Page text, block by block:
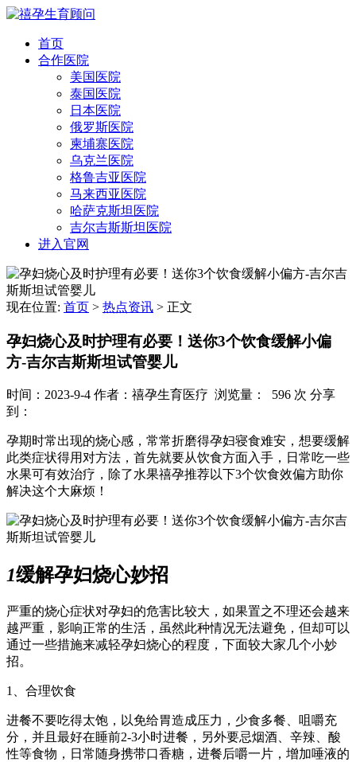
首页
合作医院
美国医院
泰国医院
日本医院
俄罗斯医院
柬埔寨医院
乌克兰医院
格鲁吉亚医院
马来西亚医院
哈萨克斯坦医院
吉尔吉斯斯坦医院
进入官网
现在位置: 首页 > 热点资讯 > 正文
孕妇烧心及时护理有必要！送你3个饮食缓解小偏
方-吉尔吉斯斯坦试管婴儿
时间：2023-9-4 作者：禧孕生育医疗 浏览量： 596 次 分享
到：
孕期时常出现的烧心感，常常折磨得孕妇寝食难安，想要缓解
此类症状得用对方法，首先就要从饮食方面入手，日常吃一些
水果可有效治疗，除了水果禧孕推荐以下3个饮食效偏方助你
解决这个大麻烦！
1缓解孕妇烧心妙招
严重的烧心症状对孕妇的危害比较大，如果置之不理还会越来
越严重，影响正常的生活，虽然此种情况无法避免，但却可以
通过一些措施来减轻孕妇烧心的程度，下面较大家几个小妙
招。
1、合理饮食
进餐不要吃得太饱，以免给胃造成压力，少食多餐、咀嚼充
分，并且最好在睡前2-3小时进餐，另外要忌烟酒、辛辣、酸
性等食物，日常随身携带口香糖，进餐后嚼一片，增加唾液的